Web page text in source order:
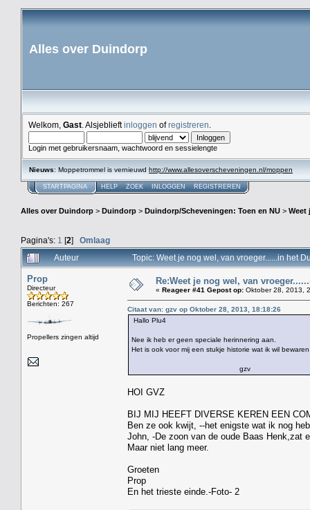
Alles over Duindorp
Welkom, Gast . Alsjeblieftinloggen ofregistreren
Login met gebruikersnaam, wachtwoord en sessielengte
Nieuws: Moppetrommel is vernieuwd http://www.allesoverscheveningen.nl/moppen
STARTPAGINA HELP ZOEK INLOGGEN REGISTREREN
Alles over Duindorp > Duindorp > Duindorp/Scheveningen: Toen en NU > Weet
Pagina's: 1 [2] Omlaag
Auteur
Topic: Weet je nog wel, van vroeger......in het
Prop
Directeur
Berichten: 267
Propellers zingen altijd
Re:Weet je nog wel, van
« Reageer #41 Gepost op: Oktober 28, 2013,
Citaat van: gzv op Oktober 28, 2013, 18:18:26
Hallo Plu4
Nee ik heb er geen speciale herinnering aan.
Het is ook voor mij een stukje historie wat ik wil
gzv
HOI GVZ
BIJ MIJ HEEFT DIVERSE KEREN EEN
Ben ze ook kwijt, --het enigste wat ik nog
John, -De zoon van de oude Baas Henk,zat
Maar niet lang meer.
Groeten
Prop
En het trieste einde.-Foto- 2